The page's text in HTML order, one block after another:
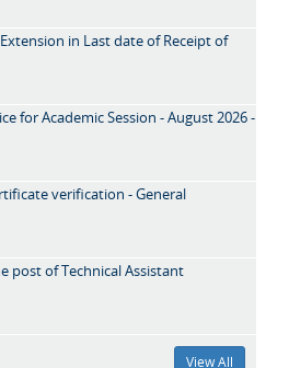
in Last date of Receipt of
for Academic Session - August 2026 -
verification - General
post of Technical Assistant
View All